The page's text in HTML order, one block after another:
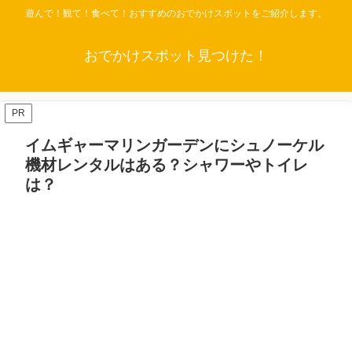
遊んで！観て！食べて！おすすめのおでかけスポットをご紹介します。
おでかけスポット見つけた！
PR
イムギャーマリンガーデンにシュノーケル
機材レンタルはある？シャワーやトイレ
は？